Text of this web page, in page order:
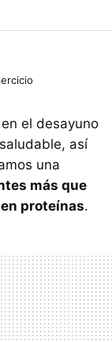
el desayuno
así
una
más que
proteínas.